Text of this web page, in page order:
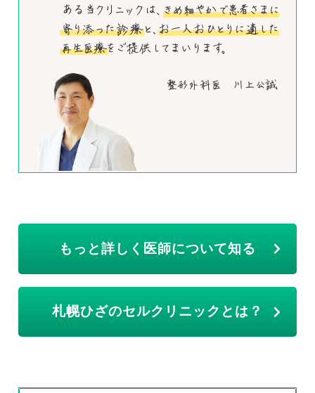
もっと詳しく医師について知る
札幌ひざのセルクリニックとは？